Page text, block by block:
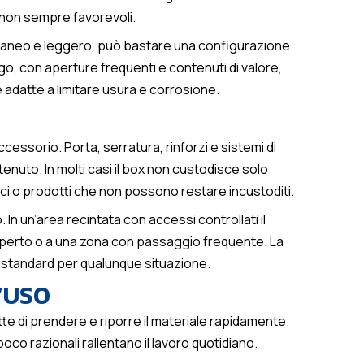
sempre favorevoli.
e leggero, può bastare una configurazione
con aperture frequenti e contenuti di valore,
a limitare usura e corrosione.
Porta, serratura, rinforzi e sistemi di
In molti casi il box non custodisce solo
o prodotti che non possono restare incustoditi.
In un’area recintata con accessi controllati il
o a una zona con passaggio frequente. La
per qualunque situazione.
di prendere e riporre il materiale rapidamente.
razionali rallentano il lavoro quotidiano.